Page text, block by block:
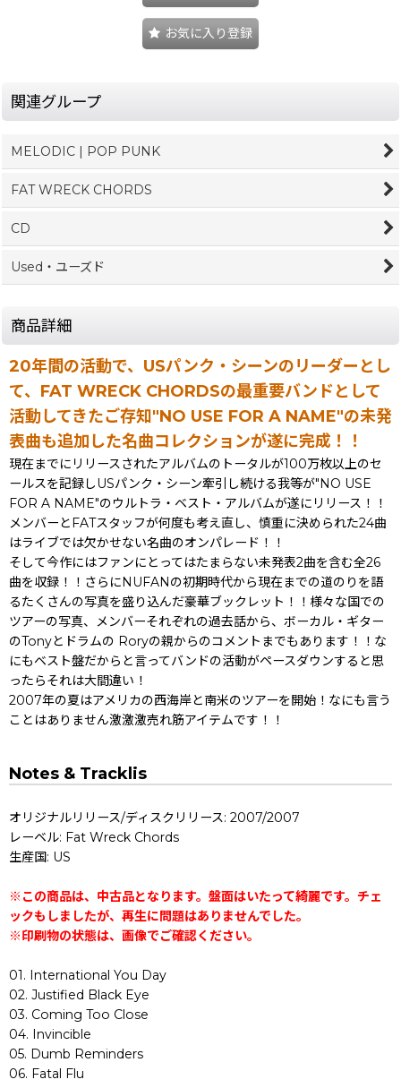
お気に入り登録
関連グループ
MELODIC | POP PUNK
FAT WRECK CHORDS
CD
Used・ユーズド
商品詳細
20年間の活動で、USパンク・シーンのリーダーとし
て、FAT WRECK CHORDSの最重要バンドとして
活動してきたご存知"NO USE FOR A NAME"の未発
表曲も追加した名曲コレクションが遂に完成！！
現在までにリリースされたアルバムのトータルが100万枚以上のセ
ールスを記録しUSパンク・シーン牽引し続ける我等が"NO USE
FOR A NAME"のウルトラ・ベスト・アルバムが遂にリリース！！
メンバーとFATスタッフが何度も考え直し、慎重に決められた24曲
はライブでは欠かせない名曲のオンパレード！！
そして今作にはファンにとってはたまらない未発表2曲を含む全26
曲を収録！！さらにNUFANの初期時代から現在までの道のりを語
るたくさんの写真を盛り込んだ豪華ブックレット！！様々な国での
ツアーの写真、メンバーそれぞれの過去話から、ボーカル・ギター
のTonyとドラムの Roryの親からのコメントまでもあります！！な
にもベスト盤だからと言ってバンドの活動がペースダウンすると思
ったらそれは大間違い！
2007年の夏はアメリカの西海岸と南米のツアーを開始！なにも言う
ことはありません激激激売れ筋アイテムです！！
Notes & Tracklis
オリジナルリリース/ディスクリリース: 2007/2007
レーベル: Fat Wreck Chords
生産国: US
※この商品は、中古品となります。盤面はいたって綺麗です。チェ
ックもしましたが、再生に問題はありませんでした。
※印刷物の状態は、画像でご確認ください。
01. International You Day
02. Justified Black Eye
03. Coming Too Close
04. Invincible
05. Dumb Reminders
06. Fatal Flu